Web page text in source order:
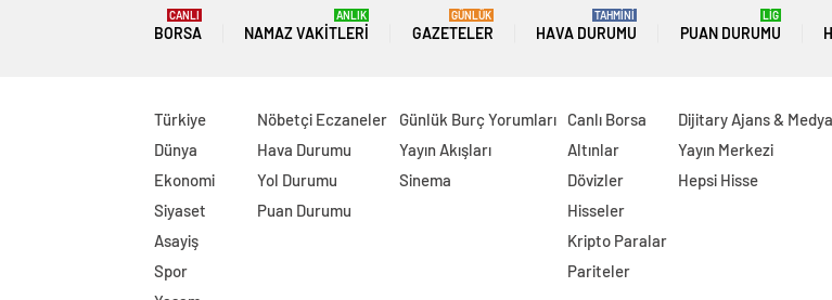
BORSA
CANLI
NAMAZ VAKITLERI
ANLIK
GAZETELER
GÜNLÜK
HAVA DURUMU
TAHMİNİ
PUAN DURUMU
LİG
Türkiye
Dünya
Ekonomi
Siyaset
Asayiş
Spor
Nöbetçi Eczaneler
Hava Durumu
Yol Durumu
Puan Durumu
Günlük Burç Yorumları
Yayın Akışları
Sinema
Canlı Borsa
Altınlar
Dövizler
Hisseler
Kripto Paralar
Pariteler
Dijitary Ajans & Medya
Yayın Merkezi
Hepsi Hisse